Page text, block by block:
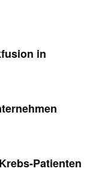
in
Patienten